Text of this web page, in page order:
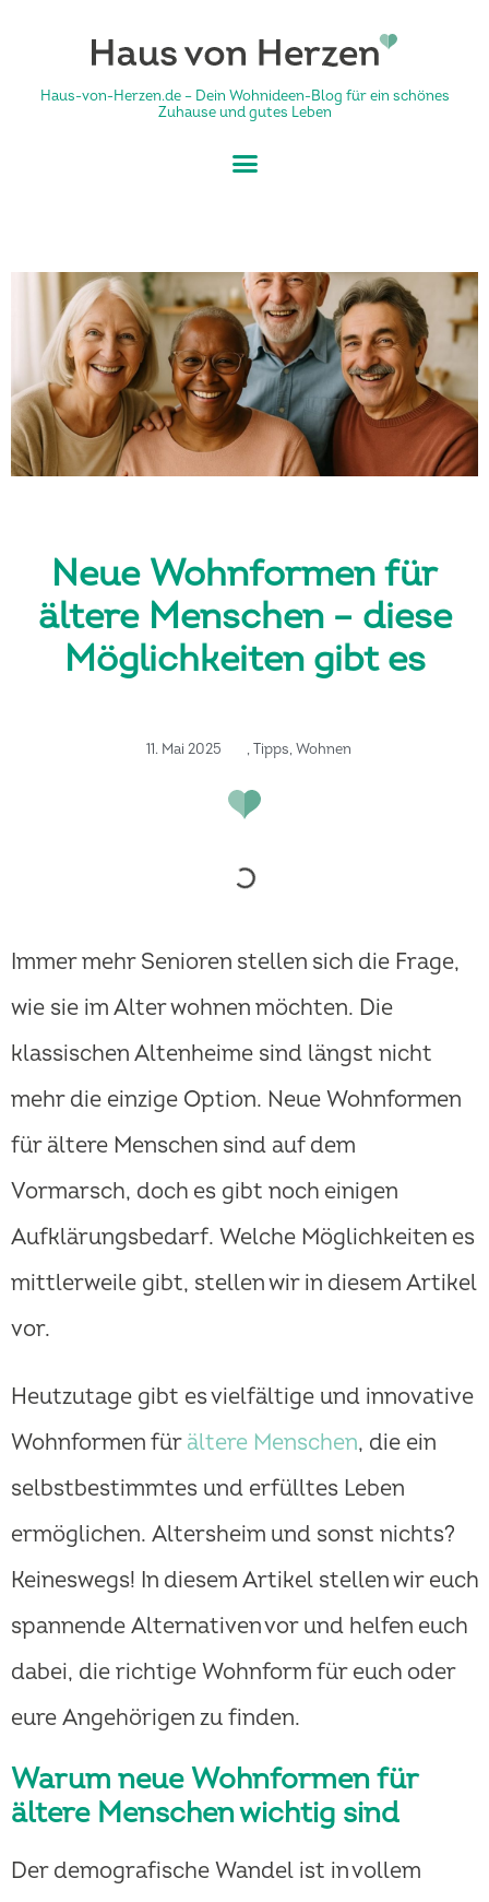
Haus-von-Herzen.de – Dein Wohnideen-Blog für ein schönes
Zuhause und gutes Leben
Neue Wohnformen für
ältere Menschen – diese
Möglichkeiten gibt es
11. Mai 2025 ,Tipps,Wohnen
Immer mehr Senioren stellen sich die Frage,
wie sie im Alter wohnen möchten. Die
klassischen Altenheime sind längst nicht
mehr die einzige Option. Neue Wohnformen
für ältere Menschen sind auf dem
Vormarsch, doch es gibt noch einigen
Aufklärungsbedarf. Welche Möglichkeiten es
mittlerweile gibt, stellen wir in diesem Artikel
vor.
Heutzutage gibt es vielfältige und innovative
Wohnformen für ältere Menschen, die ein
selbstbestimmtes und erfülltes Leben
ermöglichen. Altersheim und sonst nichts?
Keineswegs! In diesem Artikel stellen wir euch
spannende Alternativen vor und helfen euch
dabei, die richtige Wohnform für euch oder
eure Angehörigen zu finden.
Warum neue Wohnformen für
ältere Menschen wichtig sind
Der demografische Wandel ist in vollem